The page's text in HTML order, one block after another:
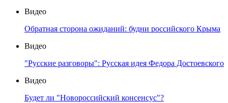
Видео
Обратная сторона ожиданий: будни российского Крыма
Видео
"Русские разговоры": Русская идея Федора Достоевского
Видео
Будет ли "Новороссийский консенсус"?